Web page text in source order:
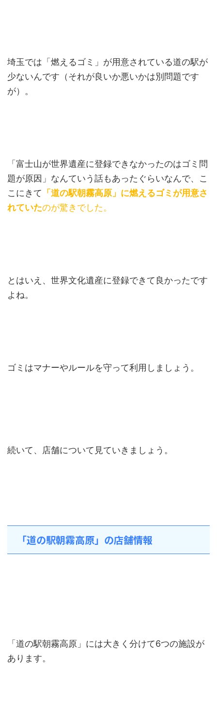
埼玉では「燃えるゴミ」が用意されている道の駅が
少ないんです（それが良いか悪いかは別問題です
が）。
「富士山が世界遺産に登録できなかったのはゴミ問
題が原因」なんていう話もあったぐらいなんで、こ
こにきて 「道の駅朝霧高原」に燃えるゴミが用意さ
れていたのが驚きでした。
とはいえ、世界文化遺産に登録できて良かったです
よね。
ゴミはマナーやルールを守って利用しましょう。
続いて、店舗について見ていきましょう。
「道の駅朝霧高原」の店舗情報
「道の駅朝霧高原」には大きく分けて6つの施設が
あります。